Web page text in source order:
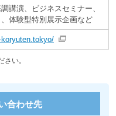
講演、ビジネスセミナー、
体験型特別展示企画など
い。
合わせ先